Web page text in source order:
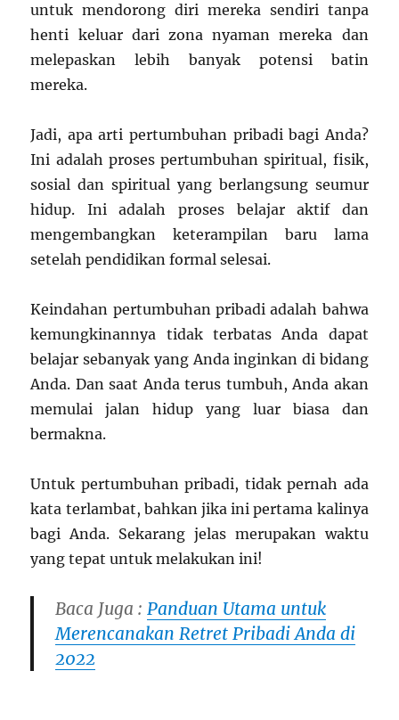
untuk mendorong diri mereka sendiri tanpa
henti keluar dari zona nyaman mereka dan
melepaskan lebih banyak potensi batin
mereka.
Jadi, apa arti pertumbuhan pribadi bagi Anda?
Ini adalah proses pertumbuhan spiritual, fisik,
sosial dan spiritual yang berlangsung seumur
hidup. Ini adalah proses belajar aktif dan
mengembangkan keterampilan baru lama
setelah pendidikan formal selesai.
Keindahan pertumbuhan pribadi adalah bahwa
kemungkinannya tidak terbatas Anda dapat
belajar sebanyak yang Anda inginkan di bidang
Anda. Dan saat Anda terus tumbuh, Anda akan
memulai jalan hidup yang luar biasa dan
bermakna.
Untuk pertumbuhan pribadi, tidak pernah ada
kata terlambat, bahkan jika ini pertama kalinya
bagi Anda. Sekarang jelas merupakan waktu
yang tepat untuk melakukan ini!
Baca Juga :Panduan Utama untuk
Merencanakan Retret Pribadi Anda di
2022